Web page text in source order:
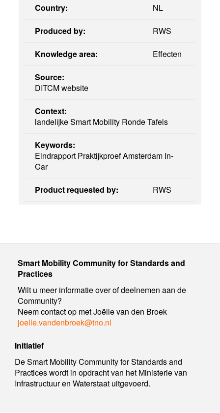
Country: NL
Produced by: RWS
Knowledge area: Effecten
Source:
DITCM website
Context:
landelijke Smart Mobility Ronde Tafels
Keywords:
Eindrapport Praktijkproef Amsterdam In-
Car
Product requested by: RWS
Smart Mobility Community for Standards and
Practices
Wilt u meer informatie over of deelnemen aan de
Community?
Neem contact op met Joëlle van den Broek
joelle.vandenbroek@tno.nl
Initiatief
De Smart Mobility Community for Standards and
Practices wordt in opdracht van het Ministerie van
Infrastructuur en Waterstaat uitgevoerd.